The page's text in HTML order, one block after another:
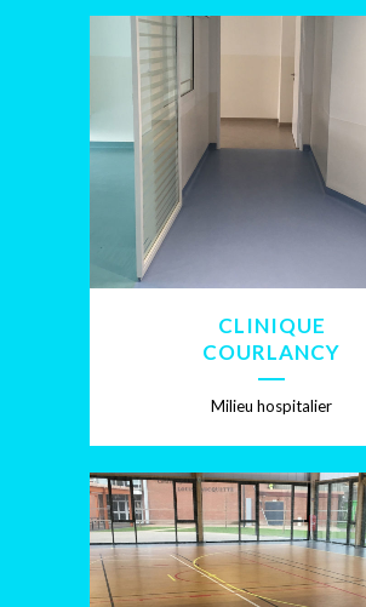
CLINIQUE
COURLANCY
Milieu hospitalier